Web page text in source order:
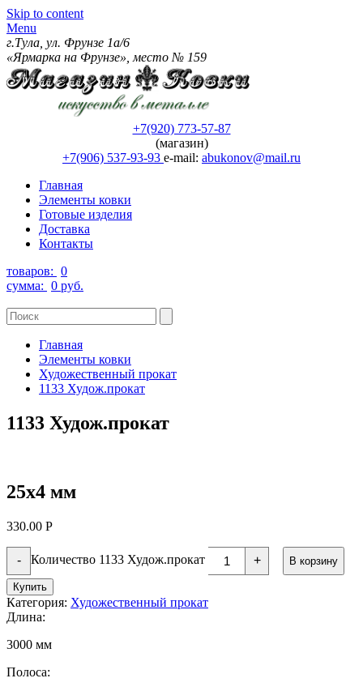
Skip to content
Menu
г.Тула, ул. Фрунзе 1а/6
«Ярмарка на Фрунзе», место № 159
+7(920) 773-57-87
(магазин)
+7(906) 537-93-93 e-mail: abukonov@mail.ru
Главная
Элементы ковки
Готовые изделия
Доставка
Контакты
товаров: 0
сумма: 0 руб.
Главная
Элементы ковки
Художественный прокат
1133 Худож.прокат
1133 Худож.прокат
25х4 мм
330.00 Р
- Количество 1133 Худож.прокат + В корзину
Купить
Категория: Художественный прокат
Длина:
3000 мм
Полоса: